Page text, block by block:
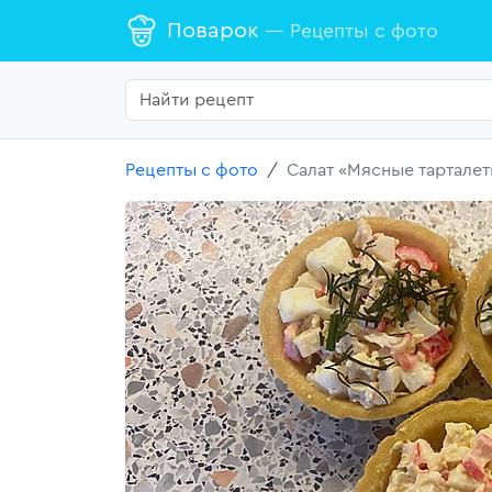
Поварок — Рецепты с фото
Рецепты с фото Салат «Мясные